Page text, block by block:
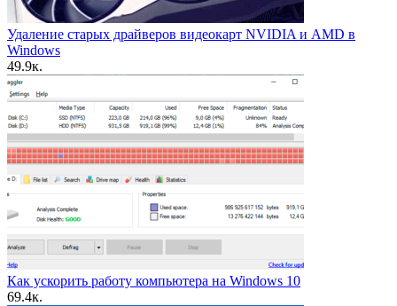
Удаление старых драйверов видеокарт NVIDIA и AMD в
Windows
49.9к.
Как ускорить работу компьютера на Windows 10
69.4к.